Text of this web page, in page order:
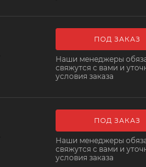
ПОД ЗАКАЗ
Наши менеджеры
свяжутся с вами и
условия заказа
ПОД ЗАКАЗ
Наши менеджеры
свяжутся с вами и
условия заказа